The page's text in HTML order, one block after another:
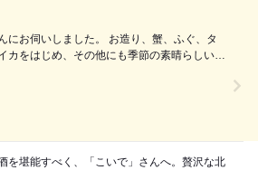
した。 お造り、蟹、ふぐ、タ
カをはじめ、その他にも季節の素晴らしい食
！ 特に、お造りの鮮度と旨
繊細な...
を堪能すべく、「こいで」さんへ。贅沢な北